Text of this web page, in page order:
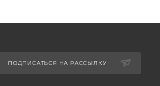
ПОДПИСАТЬСЯ НА РАССЫЛКУ